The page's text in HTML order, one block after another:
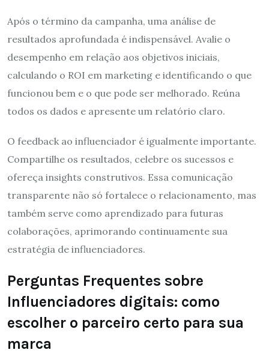
Após o término da campanha, uma análise de
resultados aprofundada é indispensável. Avalie o
desempenho em relação aos objetivos iniciais,
calculando o ROI em marketing e identificando o que
funcionou bem e o que pode ser melhorado. Reúna
todos os dados e apresente um relatório claro.
O feedback ao influenciador é igualmente importante.
Compartilhe os resultados, celebre os sucessos e
ofereça insights construtivos. Essa comunicação
transparente não só fortalece o relacionamento, mas
também serve como aprendizado para futuras
colaborações, aprimorando continuamente sua
estratégia de influenciadores.
Perguntas Frequentes sobre
Influenciadores digitais: como
escolher o parceiro certo para sua
marca